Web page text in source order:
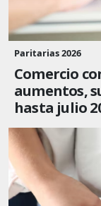
Paritarias 2026
Comercio
aumentos,
hasta julio